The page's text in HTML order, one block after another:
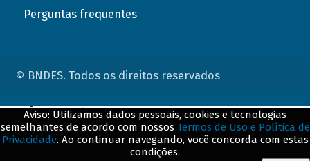
Perguntas frequentes
© BNDES. Todos os direitos reservados
Aviso: Utilizamos dados pessoais, cookies e tecnologias
semelhantes de acordo com nossos Termos de Uso e Política de
Privacidade. Ao continuar navegando, você concorda com estas
condições.
ConteÃºdo complementar
${title}${badge}